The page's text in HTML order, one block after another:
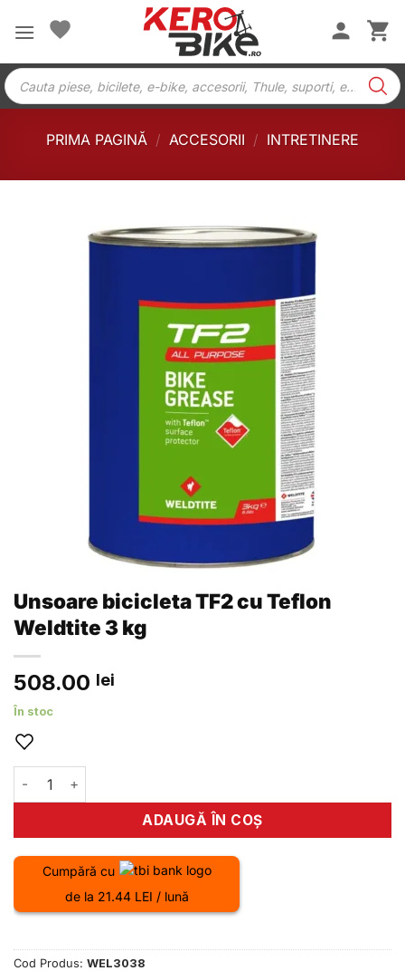
Products
search
PRIMA PAGINĂ / ACCESORII / INTRETINERE
Unsoare bicicleta TF2 cu Teflon
Weldtite 3 kg
508.00 lei
În stoc
Cantitate Unsoare bicicleta TF2 cu Teflon Weldtite 3 kg
ADAUGĂ ÎN COȘ
Cumpără cu
de la 21.44 LEI / lună
Cod Produs: WEL3038